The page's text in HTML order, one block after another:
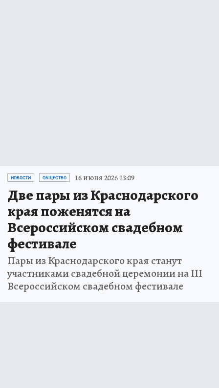
НОВОСТИ ОБЩЕСТВО 16 июня 2026 13:09
Две пары из Краснодарского
края поженятся на
Всероссийском свадебном
фестивале
Пары из Краснодарского края станут
участниками свадебной церемонии на III
Всероссийском свадебном фестивале